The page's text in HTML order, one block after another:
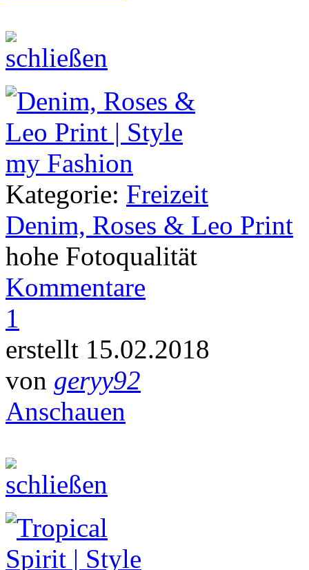
Kategorie: Freizeit
Denim, Roses & Leo Print
hohe Fotoqualität
Kommentare
1
erstellt 15.02.2018
von geryy92
Anschauen